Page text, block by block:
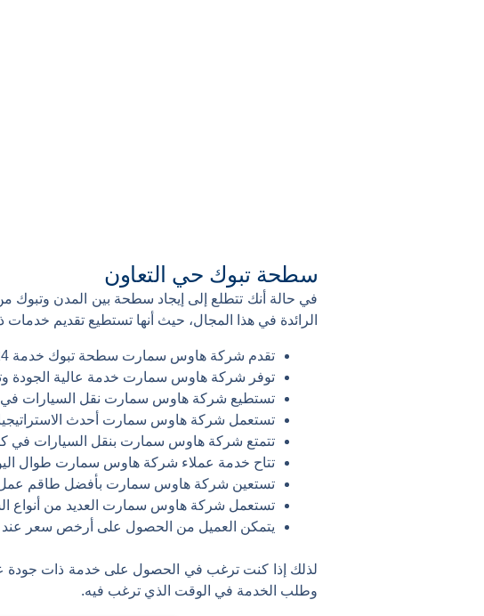
سطحة تبوك حي التعاون
في حالة أنك تتطلع إلى إيجاد سطحة بين المدن
الرائدة في هذا المجال، حيث أنها تستطيع تقديم خدمات
تقدم شركة هاوس سمارت سطحة تبوك خدمة 24 ساعة من أجل نقل السيارات.
توفر شركة هاوس سمارت خدمة عالية الجودة
تستطيع شركة هاوس سمارت نقل السيارات في
تستعمل شركة هاوس سمارت أحدث
تتمتع شركة هاوس سمارت بنقل السيارات في
تتاح خدمة عملاء شركة هاوس سمارت طوال
تستعين شركة هاوس سمارت بأفضل طاقم عمل
تستعمل شركة هاوس سمارت العديد من أنواع
يتمكن العميل من الحصول على أرخص سعر
لذلك إذا كنت ترغب في الحصول على خدمة ذات جودة
وطلب الخدمة في الوقت الذي ترغب فيه.